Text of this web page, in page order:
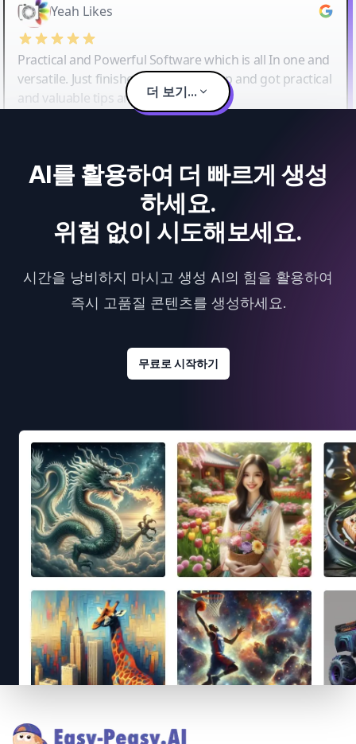
Yeah Likes
Practical and Powerful Software which is all In one and
versatile. Just finished their workshop and got practical
and valuable tips and tricks.
더 보기...
AI를 활용하여 더 빠르게 생성
하세요.
위험 없이 시도해보세요.
시간을 낭비하지 마시고 생성 AI의 힘을 활용하여
즉시 고품질 콘텐츠를 생성하세요.
무료로 시작하기